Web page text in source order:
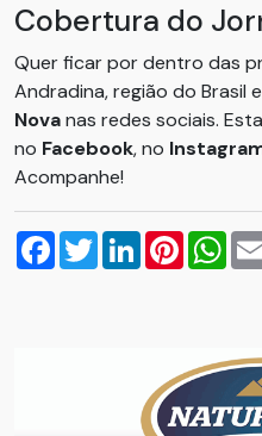
Cobertura do
Quer ficar por dentro das
Andradina, região do Brasil
Novanas redes sociais.
no Facebook, no
Acompanhe!
Facebook
TwitterLinkedInPinterest